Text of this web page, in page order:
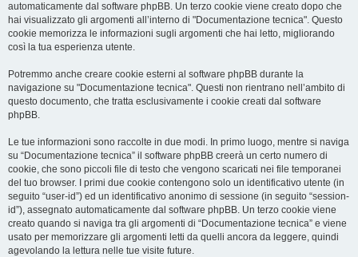
automaticamente dal software phpBB. Un terzo cookie viene creato dopo che
hai visualizzato gli argomenti all’interno di "Documentazione tecnica". Questo
cookie memorizza le informazioni sugli argomenti che hai letto, migliorando
così la tua esperienza utente.
Potremmo anche creare cookie esterni al software phpBB durante la
navigazione su "Documentazione tecnica". Questi non rientrano nell’ambito di
questo documento, che tratta esclusivamente i cookie creati dal software
phpBB.
Le tue informazioni sono raccolte in due modi. In primo luogo, mentre si naviga
su “Documentazione tecnica” il software phpBB creerà un certo numero di
cookie, che sono piccoli file di testo che vengono scaricati nei file temporanei
del tuo browser. I primi due cookie contengono solo un identificativo utente (in
seguito “user-id”) ed un identificativo anonimo di sessione (in seguito “session-
id”), assegnato automaticamente dal software phpBB. Un terzo cookie viene
creato quando si naviga tra gli argomenti di “Documentazione tecnica” e viene
usato per memorizzare gli argomenti letti da quelli ancora da leggere, quindi
agevolando la lettura nelle tue visite future.